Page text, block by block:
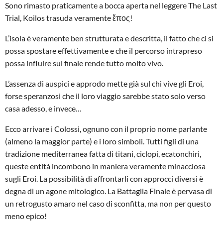
Sono rimasto praticamente a bocca aperta nel leggere The Last
Trial, Koilos trasuda veramente ἕπος!
L’isola è veramente ben strutturata e descritta, il fatto che ci si
possa spostare effettivamente e che il percorso intrapreso
possa influire sul finale rende tutto molto vivo.
L’assenza di auspici e approdo mette già sul chi vive gli Eroi,
forse speranzosi che il loro viaggio sarebbe stato solo verso
casa adesso, e invece…
Ecco arrivare i Colossi, ognuno con il proprio nome parlante
(almeno la maggior parte) e i loro simboli. Tutti figli di una
tradizione mediterranea fatta di titani, ciclopi, ecatonchiri,
queste entità incombono in maniera veramente minacciosa
sugli Eroi. La possibilità di affrontarli con approcci diversi è
degna di un agone mitologico. La Battaglia Finale è pervasa di
un retrogusto amaro nel caso di sconfitta, ma non per questo
meno epico!